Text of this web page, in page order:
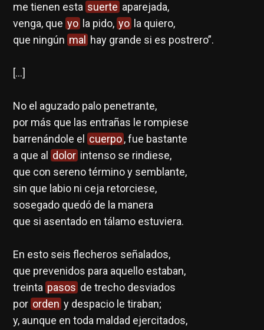
me tienen esta suerte aparejada,
venga, que yo la pido, yo la quiero,
que ningún mal hay grande si es postrero”.
[…]
No el aguzado palo penetrante,
por más que las entrañas le rompiese
barrenándole el
cuerpo, fue bastante
a que al dolor intenso se rindiese,
que con sereno término y semblante,
sin que labio ni ceja retorciese,
sosegado quedó de la manera
que si asentado en tálamo estuviera.
En esto seis flecheros señalados,
que prevenidos para aquello estaban,
treinta pasos de trecho desviados
por orden y despacio le tiraban;
y, aunque en toda maldad ejercitados,